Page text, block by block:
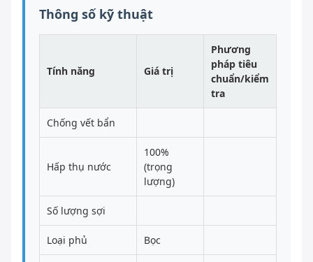
Thông số kỹ thuật
Tính năng Giá trị
Phương
pháp tiêu
chuẩn/kiểm
tra
Chống vết bẩn
Hấp thụ nước
100%
(trọng
lượng)
Số lượng sợi
Loại phủ Bọc